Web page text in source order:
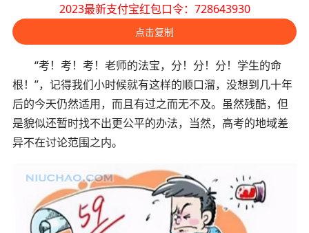
2023最新支付宝红包口令：728643930
点击复制
“考！考！考！老师的法宝，分！分！分！学生的命
根！”，记得我们小时候就有这样的顺口溜，没想到几十年
后的今天仍然适用，而且有过之而无不及。虽然残酷，但
是貌似还暂时找不出更公平的办法，当然，高考的地域差
异不在讨论范围之内。